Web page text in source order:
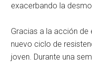
exacerbando la
Gracias a la acción de
nuevo ciclo de
joven. Durante una